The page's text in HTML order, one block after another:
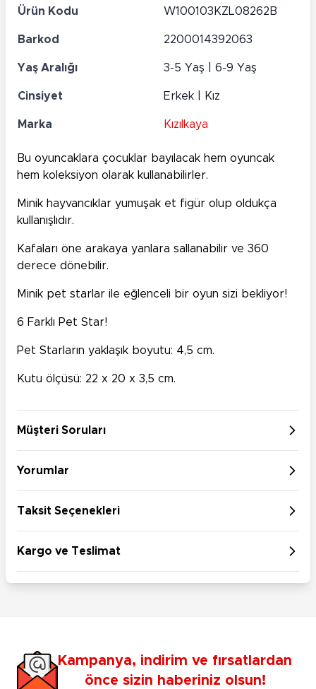
Ürün Kodu W100103KZL08262B
Barkod 2200014392063
Yaş Aralığı 3-5 Yaş | 6-9 Yaş
Cinsiyet Erkek | Kız
Marka Kızılkaya
Bu oyuncaklara çocuklar bayılacak hem oyuncak
hem koleksiyon olarak kullanabilirler.
Minik hayvancıklar yumuşak et figür olup oldukça
kullanışlıdır.
Kafaları öne arakaya yanlara sallanabilir ve 360
derece dönebilir.
Minik pet starlar ile eğlenceli bir oyun sizi bekliyor!
6 Farklı Pet Star!
Pet Starların yaklaşık boyutu: 4,5 cm.
Kutu ölçüsü: 22 x 20 x 3,5 cm.
Müşteri Soruları
Yorumlar
Taksit Seçenekleri
Kargo ve Teslimat
Kampanya, indirim ve fırsatlardan
önce sizin haberiniz olsun!